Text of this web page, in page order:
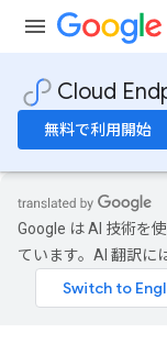
Cloud
無料で利用開始
Google は AI 技術を
ています。AI 翻訳に